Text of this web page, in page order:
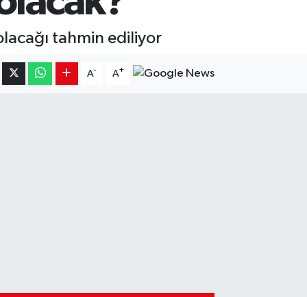
tahmin ediliyor
A- A+